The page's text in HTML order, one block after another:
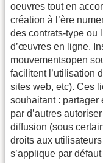
oeuvres tout en
création à l’ère
des contrats-type ou
d’œuvres en ligne.
mouvementsopen
facilitent l’utilisation
sites web, etc). Ces
souhaitant : partager
par d’autres
diffusion (sous
droits aux
s’applique par